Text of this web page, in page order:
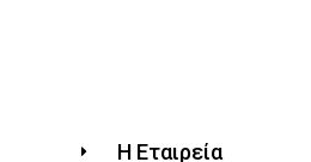
Η Εταιρεία